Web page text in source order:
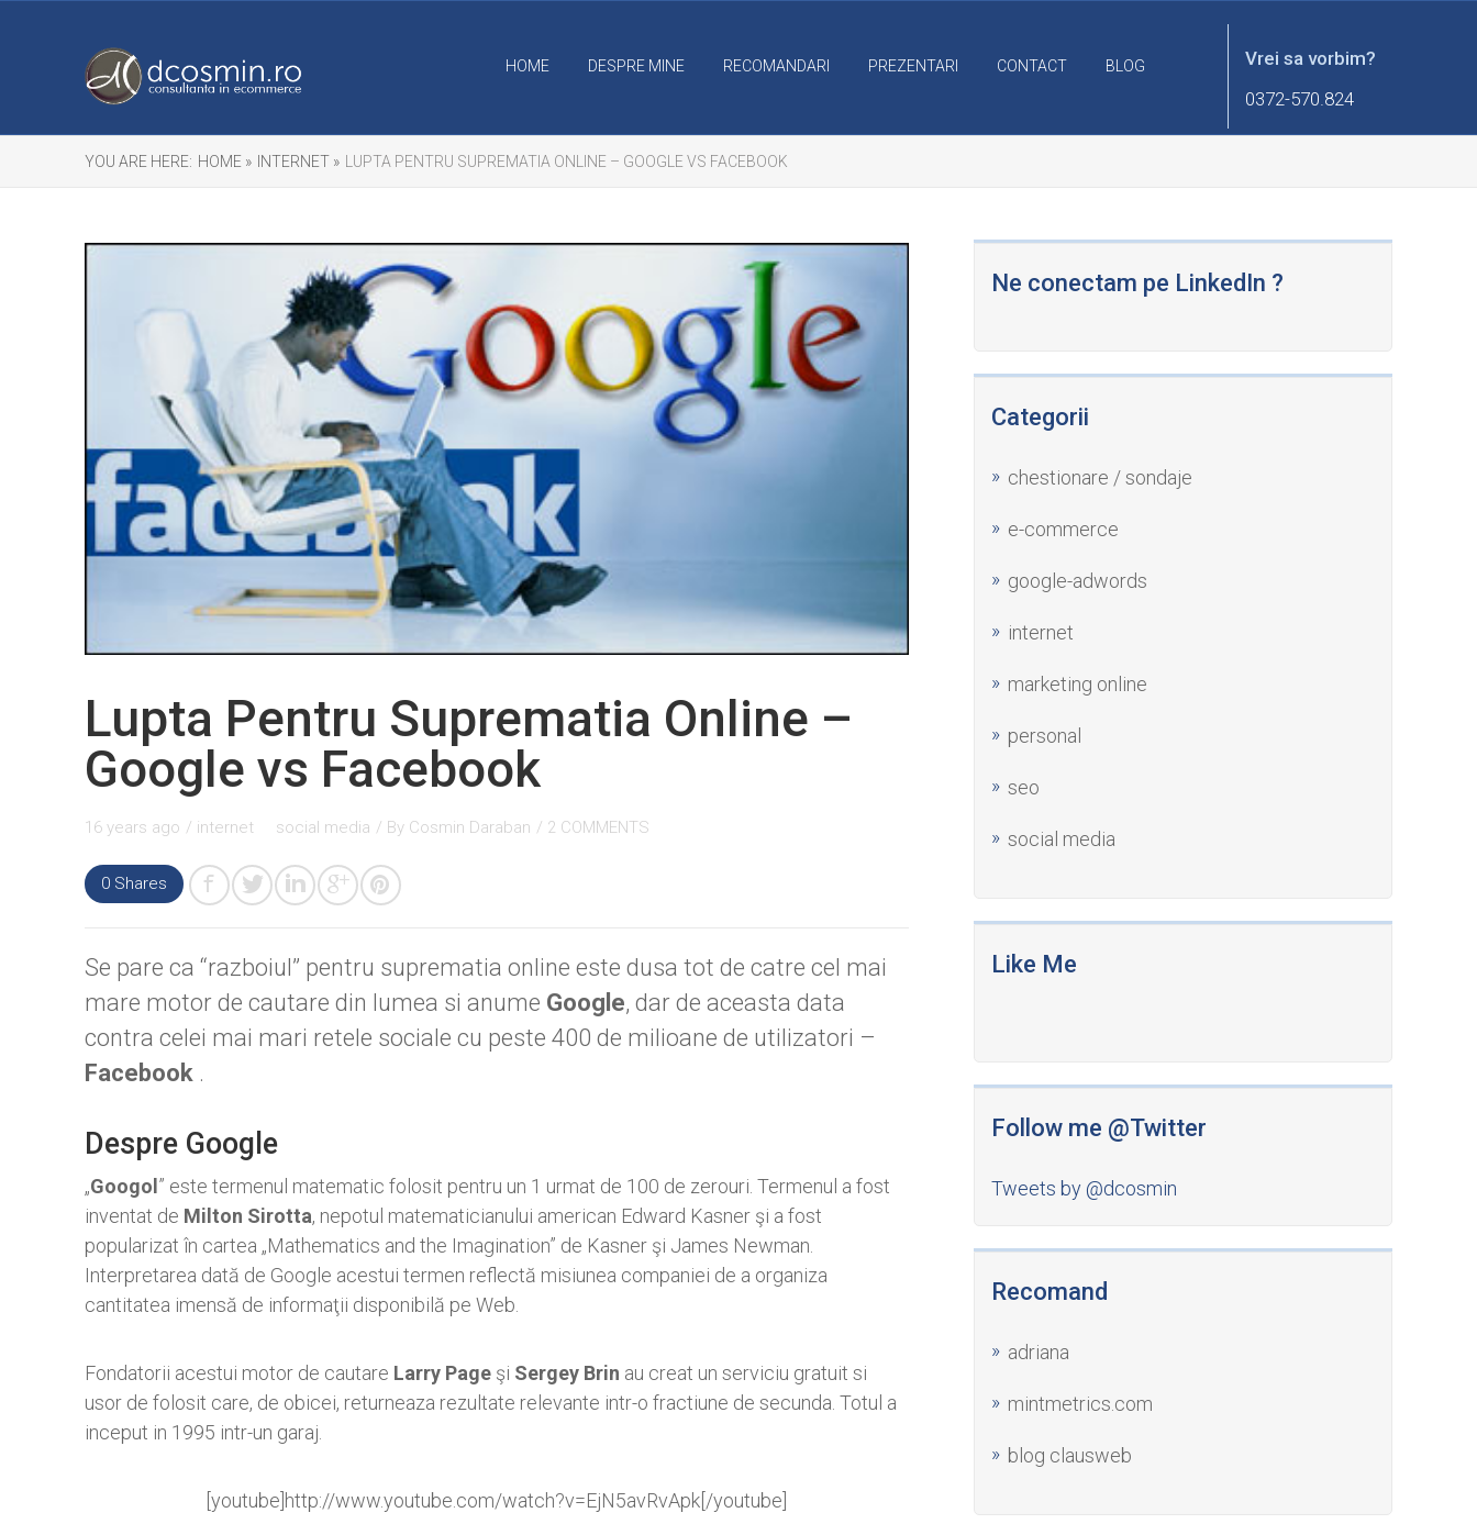
HOME DESPRE MINE RECOMANDARI PREZENTARI CONTACT BLOG
Vrei sa vorbim?
0372-570.824
YOU ARE HERE: HOME » INTERNET » LUPTA PENTRU SUPREMATIA ONLINE – GOOGLE VS FACEBOOK
Ne conectam pe LinkedIn ?
Categorii
chestionare / sondaje
e-commerce
google-adwords
internet
marketing online
personal
seo
social media
Like Me
Follow me @Twitter
Tweets by @dcosmin
Recomand
adriana
mintmetrics.com
blog clausweb
Lupta Pentru Suprematia Online –
Google vs Facebook
16 years ago / internet social media / By Cosmin Daraban / 2 COMMENTS
0 Shares
Se pare ca “razboiul” pentru suprematia online este dusa tot de catre cel mai
mare motor de cautare din lumea si anume Google, dar de aceasta data
contra celei mai mari retele sociale cu peste 400 de milioane de utilizatori –
Facebook .
Despre Google
„Googol” este termenul matematic folosit pentru un 1 urmat de 100 de zerouri. Termenul a fost
inventat de Milton Sirotta, nepotul matematicianului american Edward Kasner şi a fost
popularizat în cartea „Mathematics and the Imagination” de Kasner şi James Newman.
Interpretarea dată de Google acestui termen reflectă misiunea companiei de a organiza
cantitatea imensă de informaţii disponibilă pe Web.
Fondatorii acestui motor de cautare Larry Page şi Sergey Brin au creat un serviciu gratuit si
usor de folosit care, de obicei, returneaza rezultate relevante intr-o fractiune de secunda. Totul a
inceput in 1995 intr-un garaj.
[youtube]http://www.youtube.com/watch?v=EjN5avRvApk[/youtube]